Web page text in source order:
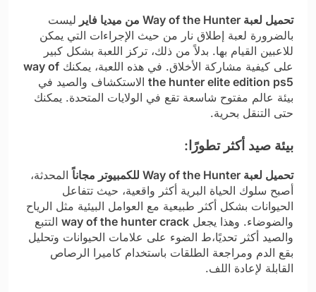
تحميل لعبة Way of the Hunter من ميديا فاير
ليست
بالضرورة لعبة إطلاق نار من حيث الإجراءات التي يمكن
للاعبين القيام بها. بدلاً من ذلك، تركز اللعبة بشكل كبير
على كيفية مشاركة الأخلاق. في هذه اللعبة، يمكنك way of
the hunter elite edition ps5 الاستكشاف والصيد في
بيئة عالم مفتوح شاسعة تقع في الولايات المتحدة. يمكنك
حتى التنقل بحرية.
بيئة صيد أكثر تطورًا:
تحميل لعبة Way of the Hunter للكمبيوتر مجاناً
المحدثة،
أصبح سلوك الحياة البرية أكثر واقعية، حيث تتفاعل
الحيوانات بشكل أكثر طبيعية مع العوامل البيئية مثل الرياح
والضوضاء. وهذا يجعل way of the hunter crack التتبع
والصيد أكثر تحديًا،ط الضوء على علامات الحيوانات وتحليل
بقع الدم ومراجعة الطلقات باستخدام كاميرا الرصاص
القابلة لإعادة اللف.